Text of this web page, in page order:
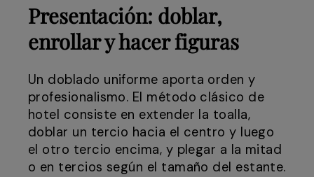
Presentación: doblar,
enrollar y hacer figuras
Un doblado uniforme aporta orden y
profesionalismo. El método clásico de
hotel consiste en extender la toalla,
doblar un tercio hacia el centro y luego
el otro tercio encima, y plegar a la mitad
o en tercios según el tamaño del estante.